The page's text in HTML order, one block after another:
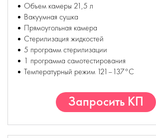
Объем камеры 21,5 л
Вакуумная сушка
Прямоугольная камера
Стерилизация жидкостей
5 программ стерилизации
1 программа самотестирования
Температурный режим 121–137°С
Запросить КП